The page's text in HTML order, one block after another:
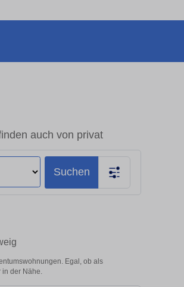
auch von privat
Suchen
Egal, ob als
der Nähe.